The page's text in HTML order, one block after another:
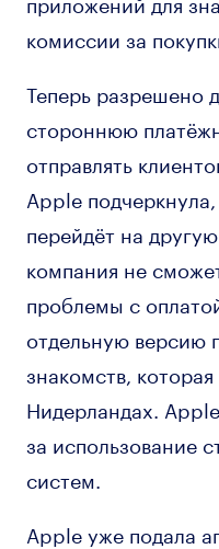
комиссии за
Теперь разрешено
стороннюю
отправлять
Apple
перейдёт на
компания не
проблемы с
отдельную версию
знакомств,
Нидерландах.
за использование
систем.
Apple уже подала